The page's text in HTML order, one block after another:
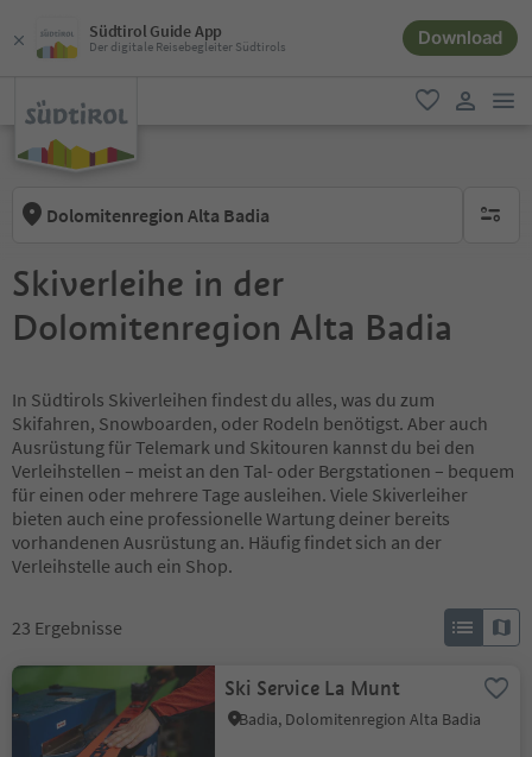
Südtirol Guide App
Der digitale Reisebegleiter Südtirols Download
favorit
Dolomitenregion Alta Badia keine
Skiverleihe in der
Dolomitenregion Alta Badia
In Südtirols Skiverleihen findest du alles, was du zum
Skifahren, Snowboarden, oder Rodeln benötigst. Aber auch
Ausrüstung für Telemark und Skitouren kannst du bei den
Verleihstellen – meist an den Tal- oder Bergstationen – bequem
für einen oder mehrere Tage ausleihen. Viele Skiverleiher
bieten auch eine professionelle Wartung deiner bereits
vorhandenen Ausrüstung an. Häufig findet sich an der
Verleihstelle auch ein Shop.
23 Ergebnisse
Ski Service La Munt
Badia, Dolomitenregion Alta Badia